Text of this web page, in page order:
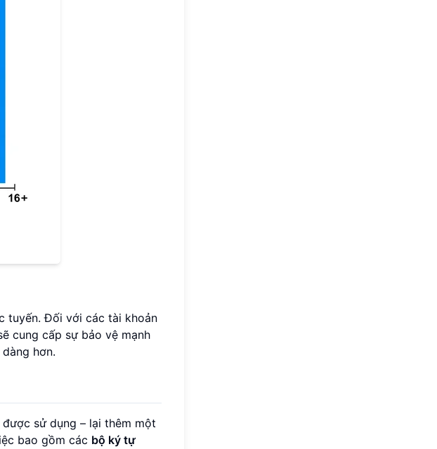
tuyến. Đối với các tài khoản
cung cấp sự bảo vệ mạnh
hơn.
sử dụng – lại thêm một
bao gồm các bộ ký tự